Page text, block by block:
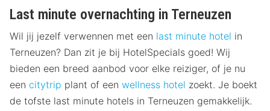
Last minute overnachting in Terneuzen
Wil jij jezelf verwennen met een last minute hotel in
Terneuzen? Dan zit je bij HotelSpecials goed! Wij
bieden een breed aanbod voor elke reiziger, of je nu
een citytrip plant of een wellness hotel zoekt. Je boekt
de tofste last minute hotels in Terneuzen gemakkelijk.